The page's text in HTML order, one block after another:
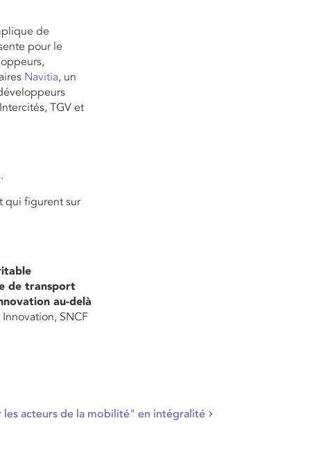
de
pour le
Navitia, un
TGV et
qui figurent sur
de transport
au-delà
SNCF
les acteurs de la mobilité" en intégralité